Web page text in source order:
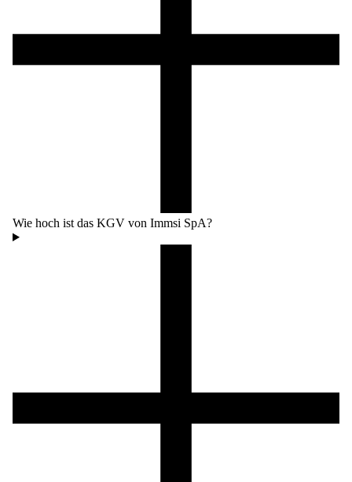
Wie hoch ist das KGV von Immsi SpA?